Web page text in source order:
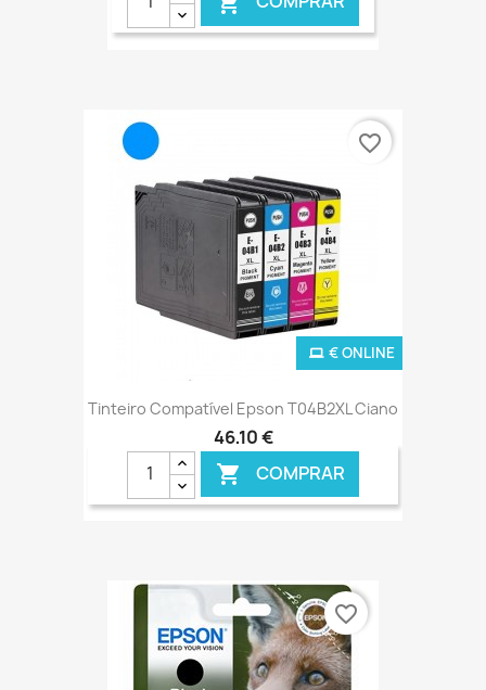
Tinteiro Compatível Epson T04B2XL Ciano
46,10 €
 COMPRAR
€ ONLINE
favorite_border
favorite_border